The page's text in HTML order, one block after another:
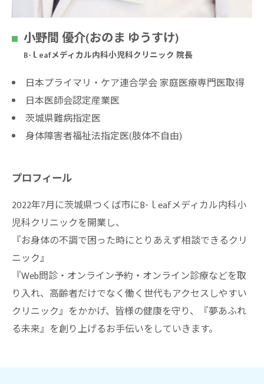
小野間 優介(おのま ゆうすけ)
B-ｌeafメディカル内科小児科クリニック 院長
日本プライマリ・ケア連合学会 家庭医療専門医取得
日本医師会認定産業医
茨城県難病指定医
身体障害者福祉法指定医(肢体不自由)
プロフィール
2022年7月に茨城県つくば市にB-ｌeafメディカル内科小
児科クリニックを開業し、
『お身体の不調で困った時にとりあえず相談できるクリ
ニック』
『Web問診・オンライン予約・オンライン診療などを取
り入れ、高齢者だけでなく働く世代もアクセスしやすい
クリニック』をかかげ、皆様の健康を守り、『夢あふれ
る未来』を創り上げるお手伝いをしていきます。